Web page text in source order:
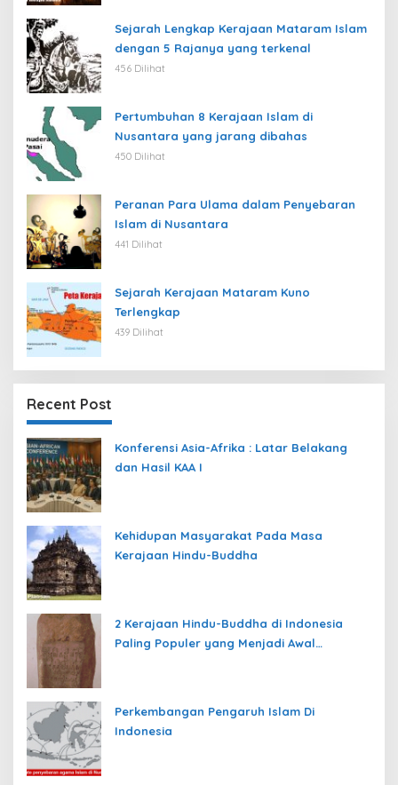
Sejarah Lengkap Kerajaan Mataram Islam
dengan 5 Rajanya yang terkenal
456 Dilihat
Pertumbuhan 8 Kerajaan Islam di
Nusantara yang jarang dibahas
450 Dilihat
Peranan Para Ulama dalam Penyebaran
Islam di Nusantara
441 Dilihat
Sejarah Kerajaan Mataram Kuno
Terlengkap
439 Dilihat
Recent Post
Konferensi Asia-Afrika : Latar Belakang
dan Hasil KAA I
Kehidupan Masyarakat Pada Masa
Kerajaan Hindu-Buddha
2 Kerajaan Hindu-Buddha di Indonesia
Paling Populer yang Menjadi Awal
Perkembangan Pengaruh Islam Di
Indonesia